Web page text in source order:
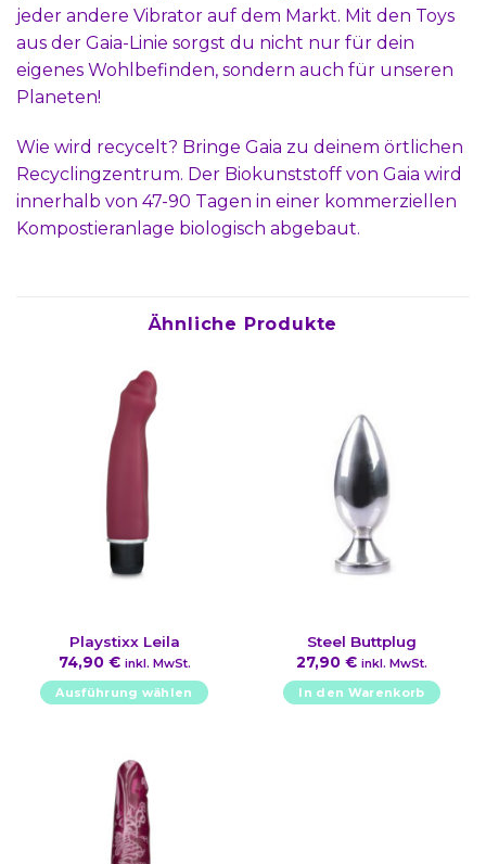
jeder andere Vibrator auf dem Markt. Mit den Toys
aus der Gaia-Linie sorgst du nicht nur für dein
eigenes Wohlbefinden, sondern auch für unseren
Planeten!
Wie wird recycelt? Bringe Gaia zu deinem örtlichen
Recyclingzentrum. Der Biokunststoff von Gaia wird
innerhalb von 47-90 Tagen in einer kommerziellen
Kompostieranlage biologisch abgebaut.
Ähnliche Produkte
Playstixx Leila
74,90 € inkl. MwSt.
Ausführung wählen
weist
mehrere
Varianten
auf.
Die
Steel Buttplug
27,90 € inkl. MwSt.
In den Warenkorb